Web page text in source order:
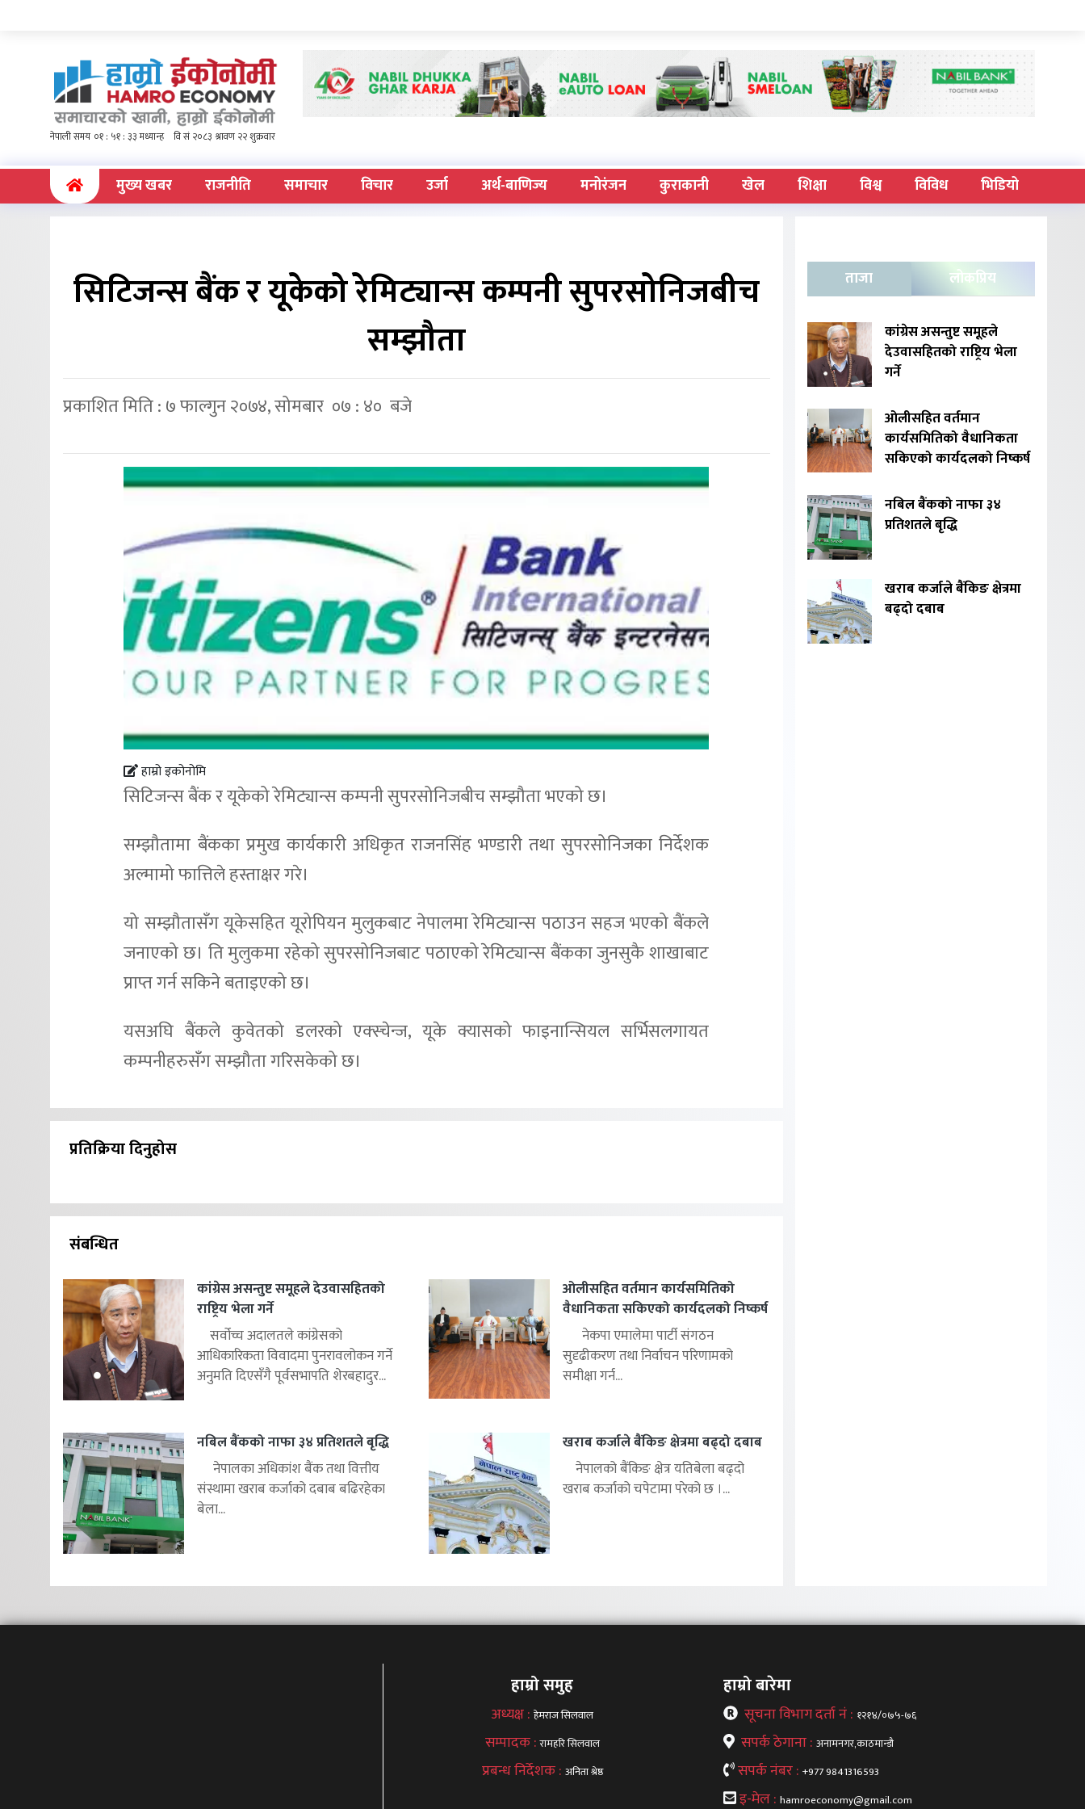
(current)मुख्य खबर राजनीति समाचार विचार उर्जा अर्थ-बाणिज्य मनोरंजन कुराकानी खेल शिक्षा विश्व विविध भिडियो
सिटिजन्स बैंक र यूकेको रेमिट्यान्स कम्पनी सुपरसोनिजबीच
सम्झौता
प्रकाशित मिति : ७ फाल्गुन २०७४, सोमबार ०७ : ४० बजे
हाम्रो इकोनोमि
सिटिजन्स बैंक र यूकेको रेमिट्यान्स कम्पनी सुपरसोनिजबीच सम्झौता भएको छ।
सम्झौतामा बैंकका प्रमुख कार्यकारी अधिकृत राजनसिंह भण्डारी तथा सुपरसोनिजका निर्देशक
अल्मामो फात्तिले हस्ताक्षर गरे।
यो सम्झौतासँग यूकेसहित यूरोपियन मुलुकबाट नेपालमा रेमिट्यान्स पठाउन सहज भएको बैंकले
जनाएको छ। ति मुलुकमा रहेको सुपरसोनिजबाट पठाएको रेमिट्यान्स बैंकका जुनसुकै शाखाबाट
प्राप्त गर्न सकिने बताइएको छ।
यसअघि बैंकले कुवेतको डलरको एक्स्चेन्ज, यूके क्यासको फाइनान्सियल सर्भिसलगायत
कम्पनीहरुसँग सम्झौता गरिसकेको छ।
प्रतिक्रिया दिनुहोस
संबन्धित
कांग्रेस असन्तुष्ट समूहले देउवासहितको
राष्ट्रिय भेला गर्ने
सर्वोच्च अदालतले कांग्रेसको
आधिकारिकता विवादमा पुनरावलोकन गर्ने
अनुमति दिएसँगै पूर्वसभापति शेरबहादुर...
ओलीसहित वर्तमान कार्यसमितिको
वैधानिकता सकिएको कार्यदलको निष्कर्ष
नेकपा एमालेमा पार्टी संगठन
सुदृढीकरण तथा निर्वाचन परिणामको
समीक्षा गर्न...
नबिल बैंकको नाफा ३४ प्रतिशतले बृद्धि
नेपालका अधिकांश बैंक तथा वित्तीय
संस्थामा खराब कर्जाको दबाब बढिरहेका
बेला...
खराब कर्जाले बैंकिङ क्षेत्रमा बढ्दो दबाब
नेपालको बैंकिङ क्षेत्र यतिबेला बढ्दो
खराब कर्जाको चपेटामा परेको छ ।...
ताजा लोकप्रिय
कांग्रेस असन्तुष्ट समूहले
देउवासहितको राष्ट्रिय भेला
गर्ने
ओलीसहित वर्तमान
कार्यसमितिको वैधानिकता
सकिएको कार्यदलको निष्कर्ष
नबिल बैंकको नाफा ३४
प्रतिशतले बृद्धि
खराब कर्जाले बैंकिङ क्षेत्रमा
बढ्दो दबाब
हाम्रो समुह
अध्यक्ष :हेमराज सिलवाल
सम्पादक :रामहरि सिलवाल
प्रबन्ध निर्देशक : अनिता श्रेष्ठ
हाम्रो बारेमा
सूचना विभाग दर्ता नं : १२१४/०७५-७६
सपर्क ठेगाना : अनामनगर,काठमान्डौ
सपर्क नंबर : +977 9841316593
इ-मेल :hamroeconomy@gmail.com